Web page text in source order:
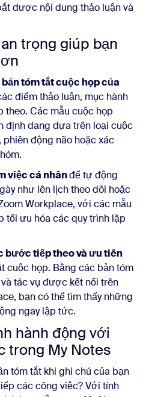
được nội dung thảo luận và
trọng giúp bạn
tóm tắt cuộc họp của
điểm thảo luận, mục hành
Các mẫu cuộc họp
định dạng dựa trên loại cuộc
động não hoặc xác
việc cá nhânđể tự động
như lên lịch theo dõi hoặc
Workplace, với các mẫu
tối ưu hóa các quy trình lặp
bước tiếp theo và ưu tiên
cuộc họp. Bằng các bản tóm
tác vụ được kết nối trên
bạn có thể tìm thấy những
ngay lập tức.
hành động với
trong My Notes
tóm tắt khi ghi chú của bạn
các công việc? Với tính